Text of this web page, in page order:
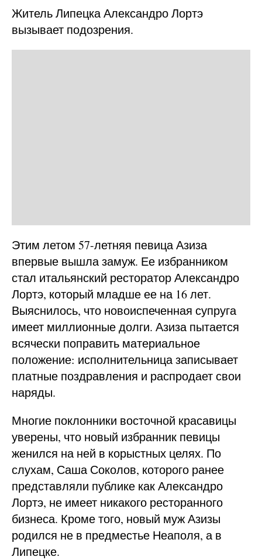
Житель Липецка Александро Лортэ
вызывает подозрения.
Этим летом 57-летняя певица Азиза
впервые вышла замуж. Ее избранником
стал итальянский ресторатор Александро
Лортэ, который младше ее на 16 лет.
Выяснилось, что новоиспеченная супруга
имеет миллионные долги. Азиза пытается
всячески поправить материальное
положение: исполнительница записывает
платные поздравления и распродает свои
наряды.
Многие поклонники восточной красавицы
уверены, что новый избранник певицы
женился на ней в корыстных целях. По
слухам, Саша Соколов, которого ранее
представляли публике как Александро
Лортэ, не имеет никакого ресторанного
бизнеса. Кроме того, новый муж Азизы
родился не в предместье Неаполя, а в
Липецке.